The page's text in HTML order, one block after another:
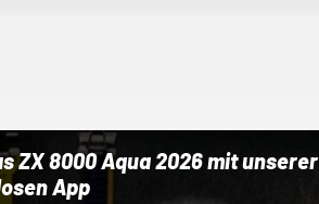
ZX 8000 Aqua 2026 mit unserer
App